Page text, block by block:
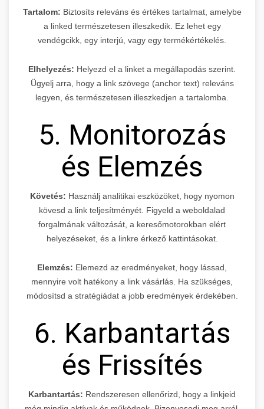
Tartalom: Biztosíts releváns és értékes tartalmat, amelybe
a linked természetesen illeszkedik. Ez lehet egy
vendégcikk, egy interjú, vagy egy termékértékelés.
Elhelyezés: Helyezd el a linket a megállapodás szerint.
Ügyelj arra, hogy a link szövege (anchor text) releváns
legyen, és természetesen illeszkedjen a tartalomba.
5. Monitorozás
és Elemzés
Követés: Használj analitikai eszközöket, hogy nyomon
kövesd a link teljesítményét. Figyeld a weboldalad
forgalmának változását, a keresőmotorokban elért
helyezéseket, és a linkre érkező kattintásokat.
Elemzés: Elemezd az eredményeket, hogy lássad,
mennyire volt hatékony a link vásárlás. Ha szükséges,
módosítsd a stratégiádat a jobb eredmények érdekében.
6. Karbantartás
és Frissítés
Karbantartás: Rendszeresen ellenőrizd, hogy a linkjeid